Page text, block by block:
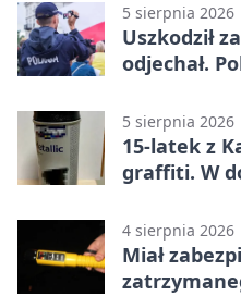
5 sierpnia 2026
Uszkodził
odjechał.
5 sierpnia 2026
15-latek z
graffiti. W
4 sierpnia 2026
Miał